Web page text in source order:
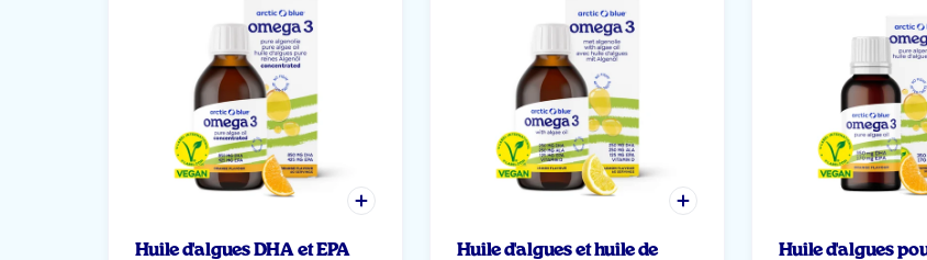
Huile d'algues DHA et EPA
Huile d'algues et huile de
Huile d'algues